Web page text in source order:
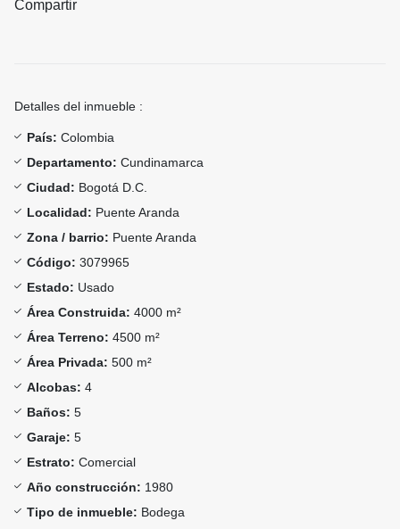
Compartir
Detalles del inmueble :
País: Colombia
Departamento: Cundinamarca
Ciudad: Bogotá D.C.
Localidad: Puente Aranda
Zona / barrio: Puente Aranda
Código: 3079965
Estado: Usado
Área Construida: 4000 m²
Área Terreno: 4500 m²
Área Privada: 500 m²
Alcobas: 4
Baños: 5
Garaje: 5
Estrato: Comercial
Año construcción: 1980
Tipo de inmueble: Bodega